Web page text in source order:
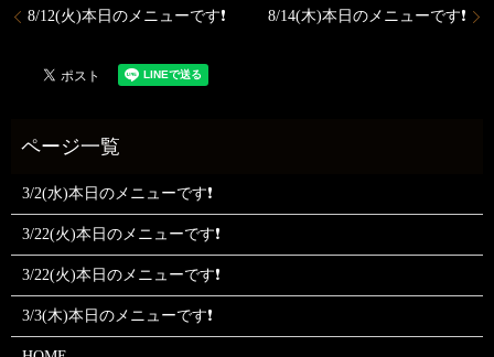
8/12(火)本日のメニューです❗️ 8/14(木)本日のメニューです❗️
3/2(水)本日のメニューです❗
3/22(火)本日のメニューです❗
3/22(火)本日のメニューです❗
3/3(木)本日のメニューです❗